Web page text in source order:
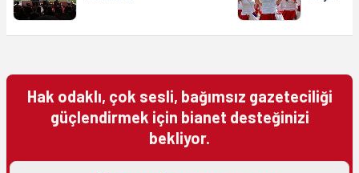
Hak odaklı, çok sesli, bağımsız gazeteciliği
güçlendirmek için bianet desteğinizi
bekliyor.